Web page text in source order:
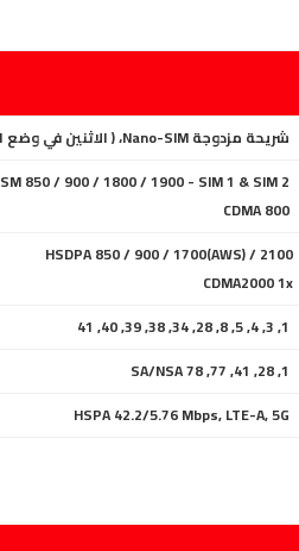
شريحة مزدوجة Nano-SIM، ( الاثنين في وضع الاستعداد )
HSDPA 850 / 900 / 1700(AWS) / 2100
CDMA2000 1x
1, 3, 4, 5, 8, 28, 34, 38, 39, 40, 41
1, 28, 41, 77, 78 SA/NSA
HSPA 42.2/5.76 Mbps, LTE-A, 5G